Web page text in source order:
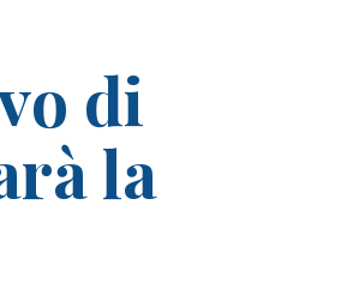
di
la